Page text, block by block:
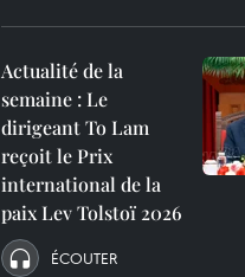
Actualité de la
semaine : Le
dirigeant To Lam
reçoit le Prix
international de la
paix Lev Tolstoï 2026
ÉCOUTER